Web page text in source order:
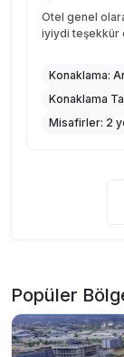
Otel genel
iyiydi teşekkür
Konaklama:
Konaklama
Misafirler: 2
Popüler